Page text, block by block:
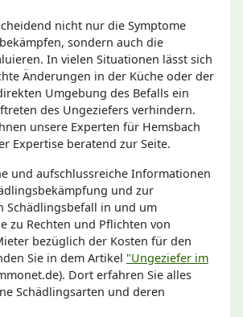
nicht nur die Symptome
sondern auch die
In vielen Situationen lässt sich
Änderungen in der Küche oder der
Umgebung des Befalls ein
des Ungeziefers verhindern.
unsere Experten für Hemsbach
Expertise beratend zur Seite.
und aufschlussreiche Informationen
und zur
Schädlingsbefall in und um
zu Rechten und Pflichten von
bezüglich der Kosten für den
Sie in dem Artikel "Ungeziefer im
Dort erfahren Sie alles
Schädlingsarten und deren